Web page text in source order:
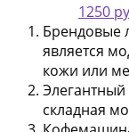
1250
Брендовые
является
кожи или
Элегантный
складная